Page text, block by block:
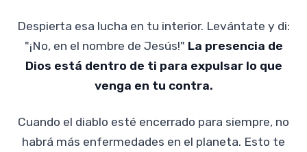
Despierta esa lucha en tu interior. Levántate y di:
"¡No, en el nombre de Jesús!" La presencia de
Dios está dentro de ti para expulsar lo que
venga en tu contra.
Cuando el diablo esté encerrado para siempre, no
habrá más enfermedades en el planeta. Esto te